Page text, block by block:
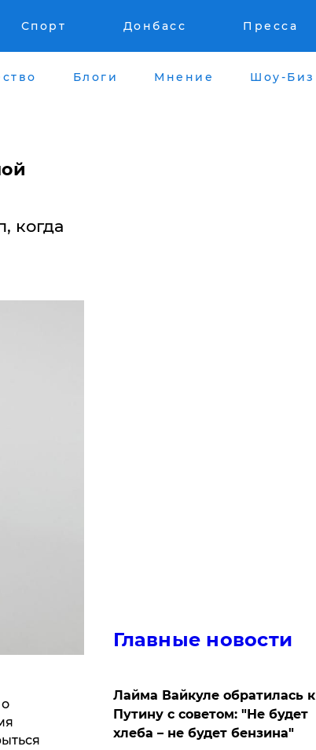
Спорт Донбасс Пресса
Блоги Мнение Шоу-Биз
когда
Главные новости
Лайма Вайкуле обратилась к
Путину с советом: "Не будет
хлеба – не будет бензина"